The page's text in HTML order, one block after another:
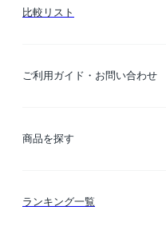
比較リスト
ご利用ガイド・お問い合わせ
ご利用ガイド
商品を探す
カテゴリー検索
ランキング一覧